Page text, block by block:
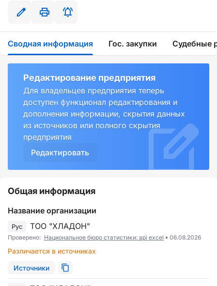
Сводная информация Гос. закупки Судебные
Редактирование предприятия
Для владельцев предприятия теперь
доступен функционал редактирования и
дополнения информации, скрытия данных
из источников или полного скрытия
предприятия
Редактировать
Общая информация
Название организации
Рус ТОО "ХЛАДОН"
Проверено: Национальное бюро статистики: api excel 06.08.2026
Различается в источниках
Источники